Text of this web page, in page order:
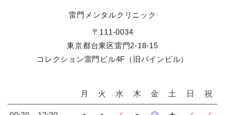
雷門メンタルクリニック
〒111-0034
東京都台東区雷門2-18-15
コレクション雷門ビル4F（旧パインビル）
月 火 水 木 金 土 日 祝